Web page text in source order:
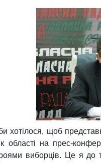
хотілося, щоб
області на прес-
виборців. Це я